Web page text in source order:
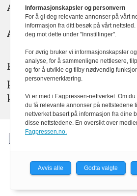
Annonse:
Abonnement:
KOM24 arbeider etter
plakatens regler for god
kan du lese mer omPFUs
Informasjonskapsler og personvern
For å gi deg relevante annonser på vårt
informasjon fra ditt besøk på vårt
deg mot dette under "Innstillinger".
For øvrig bruker vi informasjonskapsler
analyse, for å sammenligne nettlesere,
og for å utvikle og tilby nødvendig
personvernerklæring.
Vi er med i Fagpressen-nettverket. Om du
du få relevante annonser på nettstedene
nettverket basert på informasjon fra dine
disse nettstedene. En oversikt over
Fagpressen.no.
Avvis alle Godta valgte